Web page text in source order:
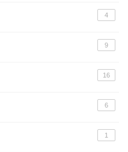
4
9
16
6
1